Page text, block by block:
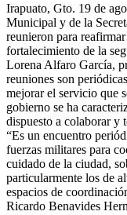
Irapuato, Gto. 19 de
Municipal y de la
reunieron para
fortalecimiento de la
Lorena Alfaro García,
reuniones son
mejorar el servicio que
gobierno se ha
dispuesto a colaborar y
“Es un encuentro
fuerzas militares para
cuidado de la ciudad,
particularmente los de
espacios de
Ricardo Benavides